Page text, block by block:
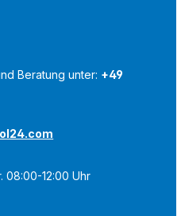
Beratung unter: +49
08:00-12:00 Uhr